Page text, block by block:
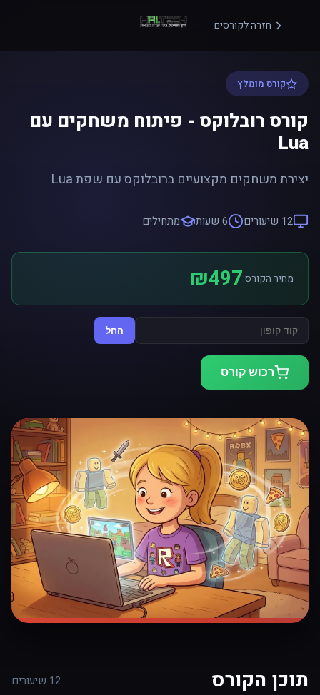
חזרה לקורסים
קורס מומלץ
קורס רובלוקס - פיתוח משחקים עם
Lua
יצירת משחקים מקצועיים ברובלוקס עם שפת Lua
12 שיעורים 6 שעות מתחילים
מחיר הקורס:₪497
החל
רכוש קורס
תוכן הקורס 12 שיעורים